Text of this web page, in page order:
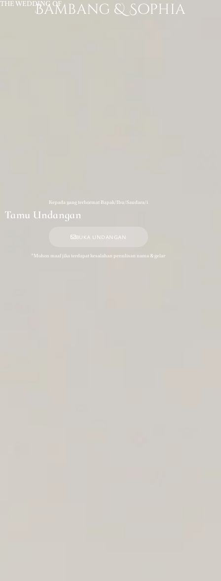
THE WEDDING OFBambang & Sophia
Kepada yang terhormat Bapak/Ibu/Saudara/i
Tamu Undangan
BUKA UNDANGAN
*Mohon maaf jika terdapat kesalahan penulisan nama & gelar